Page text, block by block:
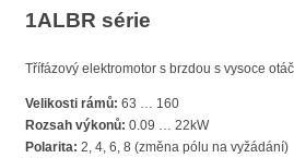
1ALBR série
Třífázový elektromotor s brzdou s vysoce
Velikosti rámů: 63 … 160
Rozsah výkonů: 0.09 … 22kW
Polarita: 2, 4, 6, 8 (změna pólu na vyžádání)